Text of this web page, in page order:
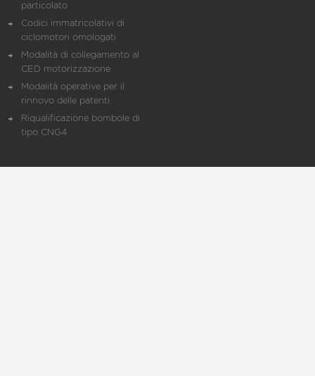
particolato
Codici immatricolativi di
ciclomotori omologati
Modalità di collegamento al
CED motorizzazione
Modalità operative per il
rinnovo delle patenti
Riqualificazione bombole di
tipo CNG4